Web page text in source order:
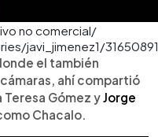
no comercial/
javi_jimenez1/
el también
ahí compartió
Gómez y Jorge
Chacalo.